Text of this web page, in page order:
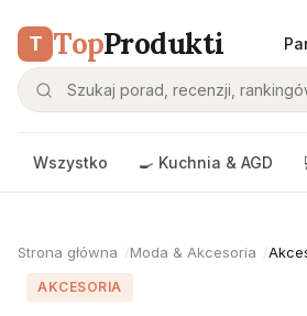
T TopProdukti
Wszystko 🍳 Kuchnia & AGD
Strona główna Moda & Akcesoria
AKCESORIA